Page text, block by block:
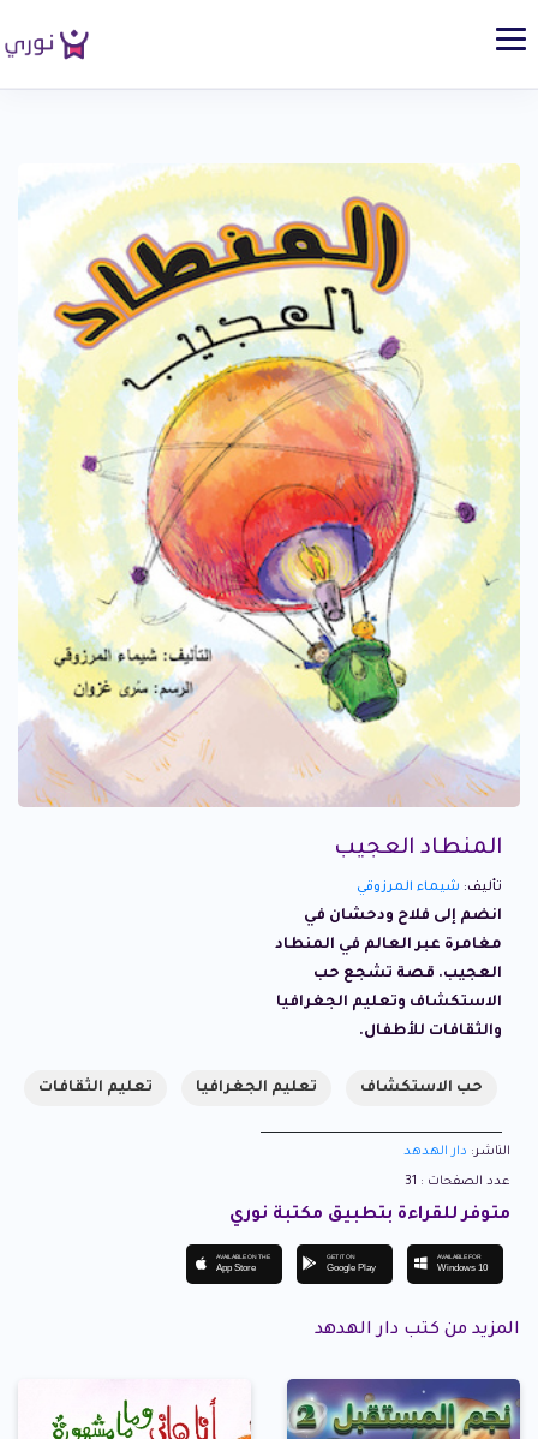
المنطاد العجيب
تأليف: شيماء المرزوقي
انضم إلى فلاح ودحشان في
مغامرة عبر العالم في المنطاد
العجيب. قصة تشجع حب
الاستكشاف وتعليم الجغرافيا
والثقافات للأطفال.
حب الاستكشاف تعليم الجغرافيا تعليم الثقافات
الناشر: دار الهدهد
عدد الصفحات : 31
متوفر للقراءة بتطبيق مكتبة نوري
AVAILABLE ON THE
App Store
GET IT ON
Google Play
AVAILABLE FOR
Windows 10
المزيد من كتب دار الهدهد